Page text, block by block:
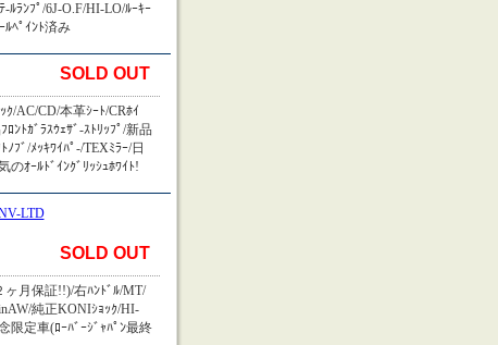
ﾙﾗﾝﾌﾟ/6J-O.F/HI-LO/ﾙｰｷｰ
ﾙﾍﾟｲﾝﾄ済み
SOLD OUT
/AC/CD/本革ｼｰﾄ/CRﾎｲ
ﾛﾝﾄｶﾞﾗｽｳｪｻﾞ-ｽﾄﾘｯﾌﾟ/新品
ﾌﾞ/ﾒｯｷﾜｲﾊﾟ-/TEXﾐﾗｰ/日
ｵｰﾙﾄﾞｲﾝｸﾞﾘｯｼｭﾎﾜｲﾄ!
LTD
SOLD OUT
ヶ月保証!!)/右ﾊﾝﾄﾞﾙ/MT/
純正KONIｼｮｯｸ/HI-
限定車(ﾛｰﾊﾞｰｼﾞｬﾊﾟﾝ最終